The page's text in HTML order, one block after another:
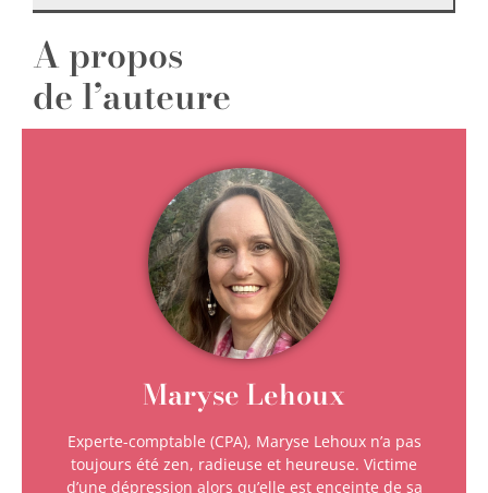
A propos
de l’auteure
Maryse Lehoux
Experte-comptable (CPA), Maryse Lehoux n’a pas
toujours été zen, radieuse et heureuse. Victime
d’une dépression alors qu’elle est enceinte de sa